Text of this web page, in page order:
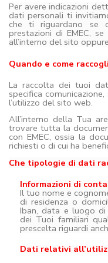
Per avere indicazioni
dati personali ti
che ti riguardano se
prestazioni di EMEC,
all’interno del sito
Quando e come
La raccolta dei tuoi
specifica
l’utilizzo del sito web.
All’interno della Tua
trovare tutta la
con EMEC, ossia la
richiesti o di cui ha
Che tipologie di dati
Informazioni di
Il tuo nome e
di residenza o
Iban, data e luogo di
dei Tuoi familiari
prescelta riguardi
Dati relativi